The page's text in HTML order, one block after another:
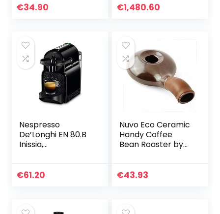
ml), Schwarz
€34.90
Werkzeuge
€1,480.60
Nespresso
De’Longhi EN 80.B
Inissia,
n, kompaktes
€61.20
Nuvo Eco Ceramic
Handy Coffee
Bean Roaster by
€43.93